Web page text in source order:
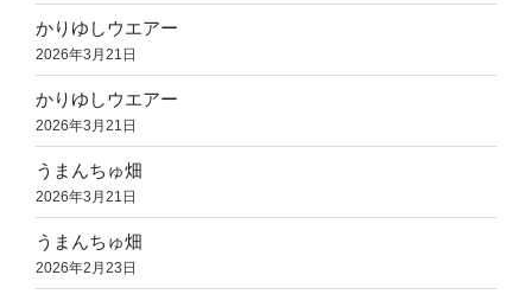
かりゆしウエアー
2026年3月21日
かりゆしウエアー
2026年3月21日
うまんちゅ畑
2026年3月21日
うまんちゅ畑
2026年2月23日